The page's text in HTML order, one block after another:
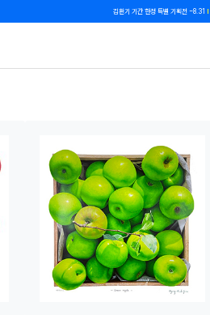
김환기 기간 한정 특별 기획전 ~8.31